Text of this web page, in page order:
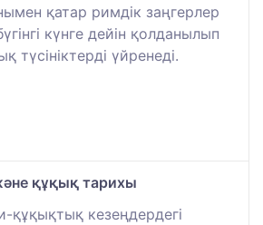
қатар римдік заңгерлер
күнге дейін қолданылып
түсініктерді үйренеді.
құқық тарихы
құқықтық кезеңдердегі